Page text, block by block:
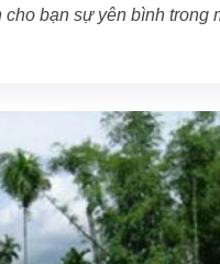
bạn sự yên bình trong